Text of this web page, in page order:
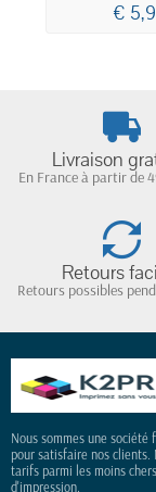
€
Livraison
En France à partir de
Retours
Retours possibles
Nous sommes une
pour satisfaire nos clients.
tarifs parmi les moins
d'impression.